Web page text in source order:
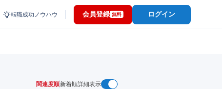
転職成功ノウハウ 会員登録 無料 ログイン
関連度順新着順詳細表示